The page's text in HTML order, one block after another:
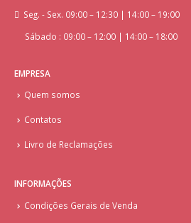
Seg. - Sex. 09:00 – 12:30 | 14:00 – 19:00
Sábado : 09:00 – 12:00 | 14:00 – 18:00
EMPRESA
Quem somos
Contatos
Livro de Reclamações
INFORMAÇÕES
Condições Gerais de Venda